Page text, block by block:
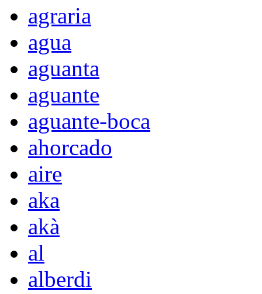
agraria
agua
aguanta
aguante
aguante-boca
ahorcado
aire
aka
akà
al
alberdi